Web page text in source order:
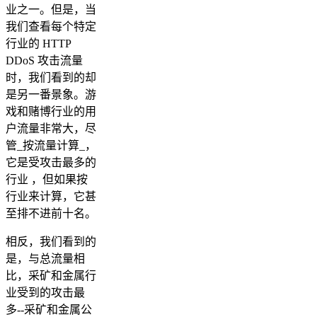
业之一。但是，当
我们查看每个特定
行业的 HTTP
DDoS 攻击流量
时，我们看到的却
是另一番景象。游
戏和赌博行业的用
户流量非常大，尽
管_按流量计算_，
它是受攻击最多的
行业 ，但如果按
行业来计算，它甚
至排不进前十名。
相反，我们看到的
是，与总流量相
比，采矿和金属行
业受到的攻击最
多--采矿和金属公